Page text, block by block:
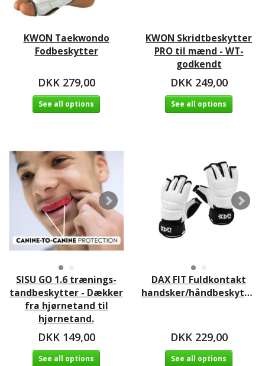
KWON Taekwondo
Fodbeskytter
DKK 279,00
See all options
KWON Skridtbeskytter
PRO til mænd - WT-
godkendt
DKK 249,00
See all options
SISU GO 1.6 trænings-
tandbeskytter - Dækker
fra hjørnetand til
hjørnetand.
DKK 149,00
See all options
DAX FIT Fuldkontakt
handsker/håndbeskytter
DKK 229,00
See all options